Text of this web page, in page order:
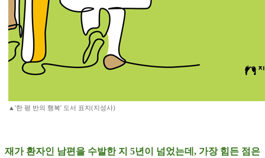
▲'한 평 반의 행복' 도서 표지(지성사)
재가 환자인 남편을 수발한 지 5년이 넘었는데, 가장 힘든 점은